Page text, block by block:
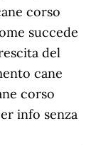
corso
succede
del
cane
corso
info senza